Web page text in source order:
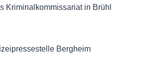
Kriminalkommissariat in Brühl
Bergheim